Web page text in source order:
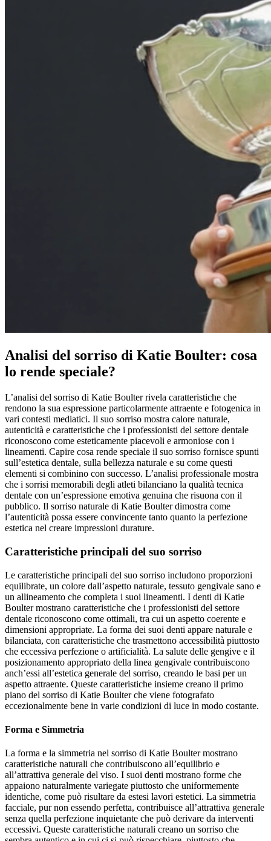
Analisi del sorriso di Katie Boulter: cosa
lo rende speciale?
L’analisi del sorriso di Katie Boulter rivela caratteristiche che
rendono la sua espressione particolarmente attraente e fotogenica in
vari contesti mediatici. Il suo sorriso mostra calore naturale,
autenticità e caratteristiche che i professionisti del settore dentale
riconoscono come esteticamente piacevoli e armoniose con i
lineamenti. Capire cosa rende speciale il suo sorriso fornisce spunti
sull’estetica dentale, sulla bellezza naturale e su come questi
elementi si combinino con successo. L’analisi professionale mostra
che i sorrisi memorabili degli atleti bilanciano la qualità tecnica
dentale con un’espressione emotiva genuina che risuona con il
pubblico. Il sorriso naturale di Katie Boulter dimostra come
l’autenticità possa essere convincente tanto quanto la perfezione
estetica nel creare impressioni durature.
Caratteristiche principali del suo sorriso
Le caratteristiche principali del suo sorriso includono proporzioni
equilibrate, un colore dall’aspetto naturale, tessuto gengivale sano e
un allineamento che completa i suoi lineamenti. I denti di Katie
Boulter mostrano caratteristiche che i professionisti del settore
dentale riconoscono come ottimali, tra cui un aspetto coerente e
dimensioni appropriate. La forma dei suoi denti appare naturale e
bilanciata, con caratteristiche che trasmettono accessibilità piuttosto
che eccessiva perfezione o artificialità. La salute delle gengive e il
posizionamento appropriato della linea gengivale contribuiscono
anch’essi all’estetica generale del sorriso, creando le basi per un
aspetto attraente. Queste caratteristiche insieme creano il primo
piano del sorriso di Katie Boulter che viene fotografato
eccezionalmente bene in varie condizioni di luce in modo costante.
Forma e Simmetria
La forma e la simmetria nel sorriso di Katie Boulter mostrano
caratteristiche naturali che contribuiscono all’equilibrio e
all’attrattiva generale del viso. I suoi denti mostrano forme che
appaiono naturalmente variegate piuttosto che uniformemente
identiche, come può risultare da estesi lavori estetici. La simmetria
facciale, pur non essendo perfetta, contribuisce all’attrattiva generale
senza quella perfezione inquietante che può derivare da interventi
eccessivi. Queste caratteristiche naturali creano un sorriso che